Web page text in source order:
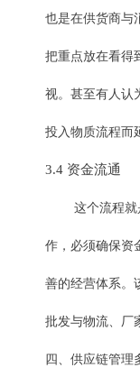
也是在供货商与
把重点放在看得
视。甚至有人认
投入物质流程而
3.4 资金流通
这个流程
作，必须确保资
善的经营体系。
批发与物流、厂
四、供应链管理